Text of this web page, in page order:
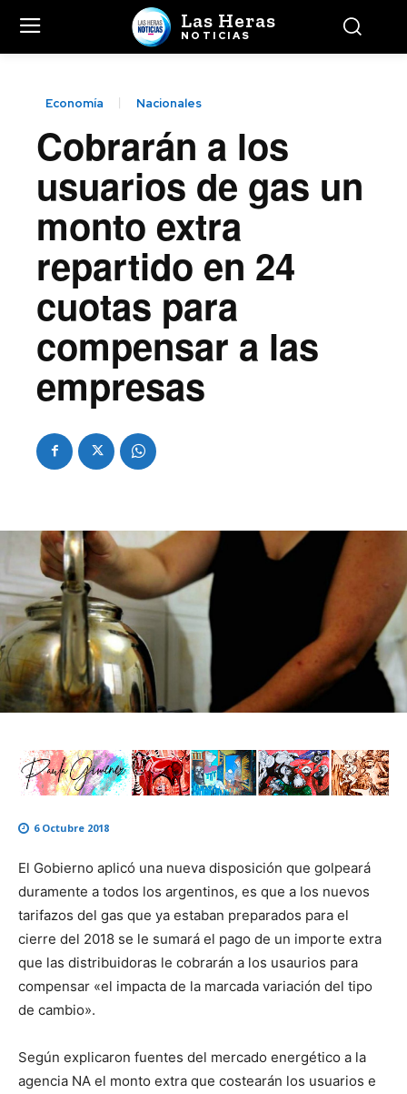
Las Heras
NOTICIAS
Economía Nacionales
Cobrarán a los
usuarios de gas un
monto extra
repartido en 24
cuotas para
compensar a las
empresas
6 Octubre 2018
El Gobierno aplicó una nueva disposición que golpeará
duramente a todos los argentinos, es que a los nuevos
tarifazos del gas que ya estaban preparados para el
cierre del 2018 se le sumará el pago de un importe extra
que las distribuidoras le cobrarán a los usaurios para
compensar «el impacta de la marcada variación del tipo
de cambio».
Según explicaron fuentes del mercado energético a la
agencia NA el monto extra que costearán los usuarios e